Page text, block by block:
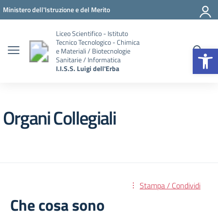
Vai ai contenuti
Vai al menu di navigazione
Vai al footer
Ministero dell'Istruzione e del Merito
Liceo Scientifico - Istituto
Tecnico Tecnologico - Chimica
e Materiali / Biotecnologie
Sanitarie / Informatica
I.I.S.S. Luigi dell'Erba
Organi Collegiali
Stampa / Condividi
Che cosa sono